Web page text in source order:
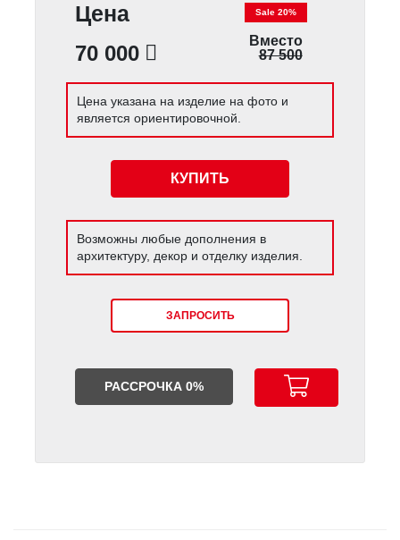
Цена
70 000
Sale 20%
Вместо
87 500
Цена указана на изделие на фото и
является ориентировочной.
КУПИТЬ
Возможны любые дополнения в
архитектуру, декор и отделку изделия.
ЗАПРОСИТЬ
РАССРОЧКА 0%